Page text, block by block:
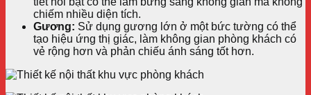
chiếm nhiều diện tích.
Gương: Sử dụng gương lớn ở một bức tường có thể
tạo hiệu ứng thị giác, làm không gian phòng khách có
vẻ rộng hơn và phản chiếu ánh sáng tốt hơn.